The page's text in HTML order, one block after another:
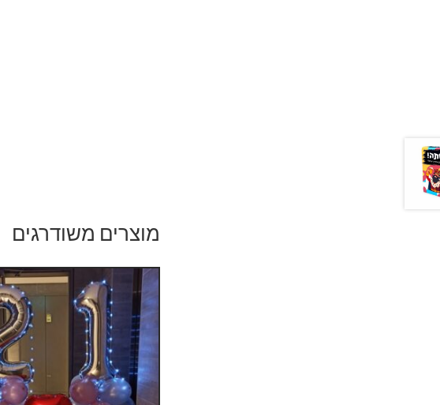
מוצרים משודרגים